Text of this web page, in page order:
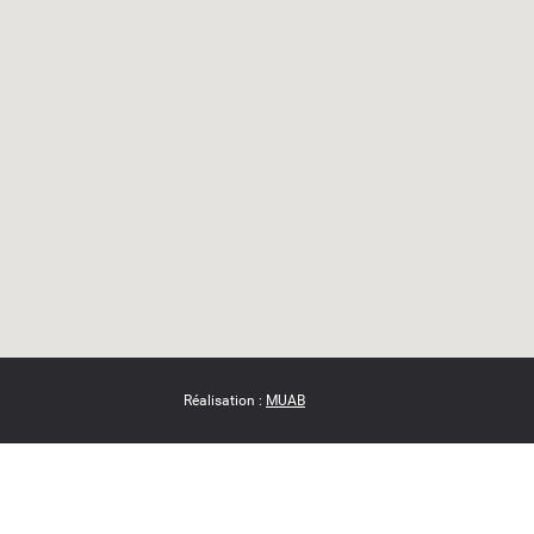
Réalisation : MUAB